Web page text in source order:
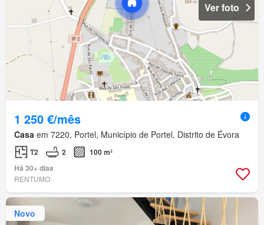
Ver foto
1 250 €/mês
Casa em 7220, Portel, Município de Portel, Distrito de Évora
T2 2
100 m²
Há 30+ dias
RENTUMO
Novo